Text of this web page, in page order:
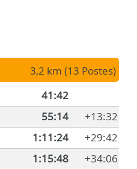
3,2 km (13 Postes)
41:42
55:14
+13:32
1:11:24
+29:42
1:15:48
+34:06